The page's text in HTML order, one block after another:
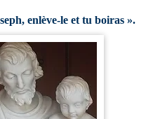
enlève-le et tu boiras ».